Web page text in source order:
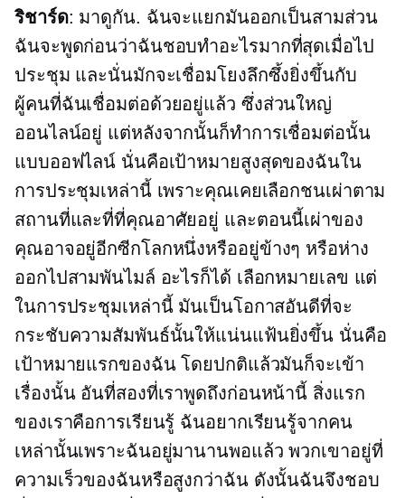
ริชาร์ด: มาดูกัน. ฉันจะแยกมันออกเป็นสามส่วน
ฉันจะพูดก่อนว่าฉันชอบทำอะไรมากที่สุดเมื่อไป
ประชุม และนั่นมักจะเชื่อมโยงลึกซึ้งยิ่งขึ้นกับ
ผู้คนที่ฉันเชื่อมต่อด้วยอยู่แล้ว ซึ่งส่วนใหญ่
ออนไลน์อยู่ แต่หลังจากนั้นก็ทำการเชื่อมต่อนั้น
แบบออฟไลน์ นั่นคือเป้าหมายสูงสุดของฉันใน
การประชุมเหล่านี้ เพราะคุณเคยเลือกชนเผ่าตาม
สถานที่และที่ที่คุณอาศัยอยู่ และตอนนี้เผ่าของ
คุณอาจอยู่อีกซีกโลกหนึ่งหรืออยู่ข้างๆ หรือห่าง
ออกไปสามพันไมล์ อะไรก็ได้ เลือกหมายเลข แต่
ในการประชุมเหล่านี้ มันเป็นโอกาสอันดีที่จะ
กระชับความสัมพันธ์นั้นให้แน่นแฟ้นยิ่งขึ้น นั่นคือ
เป้าหมายแรกของฉัน โดยปกติแล้วมันก็จะเข้า
เรื่องนั้น อันที่สองที่เราพูดถึงก่อนหน้านี้ สิ่งแรก
ของเราคือการเรียนรู้ ฉันอยากเรียนรู้จากคน
เหล่านั้นเพราะฉันอยู่มานานพอแล้ว พวกเขาอยู่ที่
ความเร็วของฉันหรือสูงกว่าฉัน ดังนั้นฉันจึงชอบ